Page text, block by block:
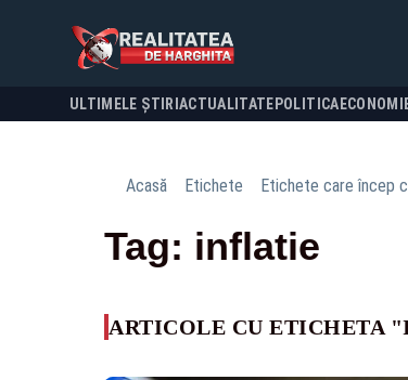
ULTIMELE ȘTIRI ACTUALITATE POLITICA
Acasă Etichete Etichete care încep
Tag: inflatie
ARTICOLE CU ETICHETA